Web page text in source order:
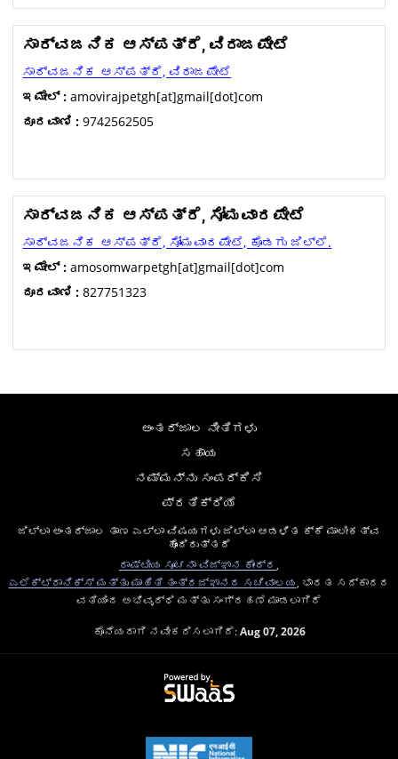
ಸಾರ್ವಜನಿಕ ಆಸ್ಪತ್ರೆ, ವಿರಾಜಪೇಟೆ
ಸಾರ್ವಜನಿಕ ಆಸ್ಪತ್ರೆ, ವಿರಾಜಪೇಟೆ
ಇಮೇಲ್ : amovirajpetgh[at]gmail[dot]com
ದೂರವಾಣಿ : 9742562505
ಸಾರ್ವಜನಿಕ ಆಸ್ಪತ್ರೆ, ಸೋಮವಾರಪೇಟೆ
ಸಾರ್ವಜನಿಕ ಆಸ್ಪತ್ರೆ, ಸೋಮವಾರಪೇಟೆ, ಕೊಡಗು ಜಿಲ್ಲೆ.
ಇಮೇಲ್ : amosomwarpetgh[at]gmail[dot]com
ದೂರವಾಣಿ : 827751323
ಅಂತರ್ಜಾಲ ನೀತಿಗಳು
ಸಹಾಯ
ನಮ್ಮನ್ನು ಸಂಪರ್ಕಿಸಿ
ಪ್ರತಿಕ್ರಿಯೆ
ಜಿಲ್ಲಾ ಅಂತರ್ಜಾಲ ತಾಣ ಎಲ್ಲಾ ವಿಷಯಗಳು ಜಿಲ್ಲಾ ಆಡಳಿತ ಕ್ಕೆ ಮಾಲೀಕತ್ವ
ಹೊಂದಿರುತ್ತದೆ
ರಾಷ್ಟೀಯ ಸೂಚನಾ ವಿಜ್ಞಾನ ಕೇಂದ್ರ
ಎಲೆಕ್ಟ್ರಾನಿಕ್ಸ್ ಮತ್ತು ಮಾಹಿತಿ ತಂತ್ರಜ್ಞಾನದ ಸಚಿವಾಲಯ , ಭಾರತ ಸರ್ಕಾರದ
ವತಿಯಿಂದ ಅಭಿವೃದ್ಧಿ ಮತ್ತು ಸಂಗ್ರಹಣೆ ಮಾಡಲಾಗಿದೆ
ಕೊನೆಯದಾಗಿ ನವೀಕರಿಸಲಾಗಿದೆ:Aug 07, 2026